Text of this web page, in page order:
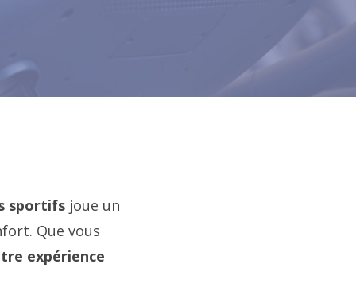
sportifs joue un
Que vous
expérience